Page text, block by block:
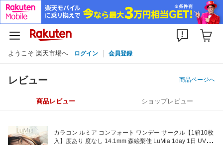
ようこそ 楽天市場へ ログイン 会員登録
レビュー 商品ページへ
商品レビュー ショップレビュー
カラコン ルミア コンフォート ワンデー サークル【1箱10枚
入】度あり 度なし 14.1mm 森絵梨佳 LuMia 1day 1日 UVカ